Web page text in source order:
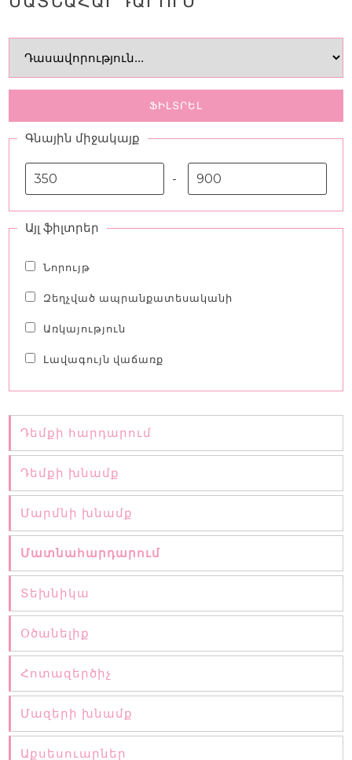
Ապրանքատեսականի
Բլոգ
ՖԻԼՏՐԵԼ
Գնային միջակայք
-
Այլ ֆիլտրեր
Նորույթ
Զեղչված ապրանքատեսականի
Առկայություն
Լավագույն վաճառք
Դեմքի հարդարում
Դեմքի խնամք
Մարմնի խնամք
Մատնահարդարում
Տեխնիկա
Օծանելիք
Հոտազերծիչ
Մազերի խնամք
Աքսեսուարներ